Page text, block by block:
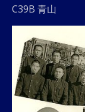
C39B 青山